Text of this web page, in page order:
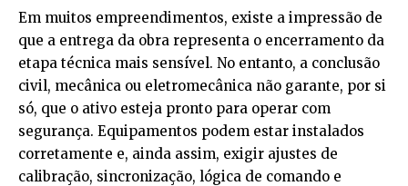
Em muitos empreendimentos, existe a impressão de
que a entrega da obra representa o encerramento da
etapa técnica mais sensível. No entanto, a conclusão
civil, mecânica ou eletromecânica não garante, por si
só, que o ativo esteja pronto para operar com
segurança. Equipamentos podem estar instalados
corretamente e, ainda assim, exigir ajustes de
calibração, sincronização, lógica de comando e